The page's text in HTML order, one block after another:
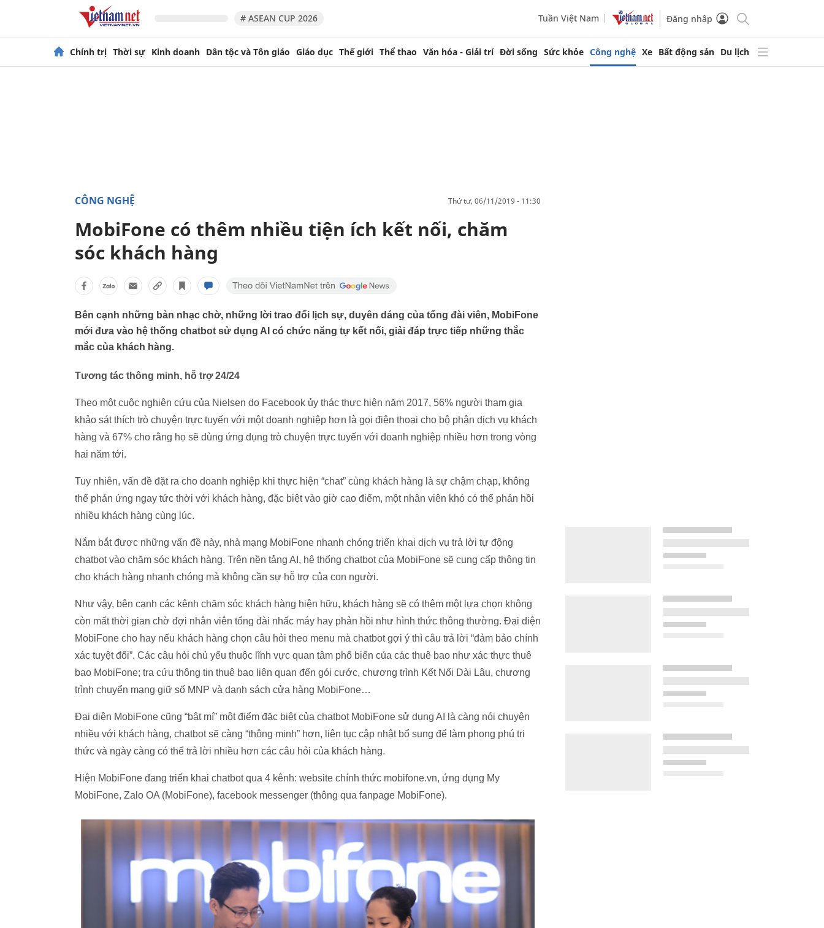
# ASEAN CUP 2026 Tuần Việt Nam Đăng nhập
Chính trị Thời sự Kinh doanh Dân tộc và Tôn giáo Giáo dục Thế giới Thể thao Văn hóa - Giải trí Đời sống Sức khỏe Công nghệ Xe Bất động sản Du lịch
CÔNG NGHỆ thứ tư, 06/11/2019 - 11:30
MobiFone có thêm nhiều tiện ích kết nối, chăm
sóc khách hàng
Bên cạnh những bản nhạc chờ, những lời trao đổi lịch sự, duyên dáng của tổng đài viên, MobiFone
mới đưa vào hệ thống chatbot sử dụng AI có chức năng tự kết nối, giải đáp trực tiếp những thắc
mắc của khách hàng.
Tương tác thông minh, hỗ trợ 24/24
Theo một cuộc nghiên cứu của Nielsen do Facebook ủy thác thực hiện năm 2017, 56% người tham gia
khảo sát thích trò chuyện trực tuyến với một doanh nghiệp hơn là gọi điện thoại cho bộ phận dịch vụ khách
hàng và 67% cho rằng họ sẽ dùng ứng dụng trò chuyện trực tuyến với doanh nghiệp nhiều hơn trong vòng
hai năm tới.
Tuy nhiên, vấn đề đặt ra cho doanh nghiệp khi thực hiện “chat” cùng khách hàng là sự chậm chạp, không
thể phản ứng ngay tức thời với khách hàng, đặc biệt vào giờ cao điểm, một nhân viên khó có thể phản hồi
nhiều khách hàng cùng lúc.
Nắm bắt được những vấn đề này, nhà mạng MobiFone nhanh chóng triển khai dịch vụ trả lời tự động
chatbot vào chăm sóc khách hàng. Trên nền tảng AI, hệ thống chatbot của MobiFone sẽ cung cấp thông tin
cho khách hàng nhanh chóng mà không cần sự hỗ trợ của con người.
Như vậy, bên cạnh các kênh chăm sóc khách hàng hiện hữu, khách hàng sẽ có thêm một lựa chọn không
còn mất thời gian chờ đợi nhân viên tổng đài nhấc máy hay phản hồi như hình thức thông thường. Đại diện
MobiFone cho hay nếu khách hàng chọn câu hỏi theo menu mà chatbot gợi ý thì câu trả lời “đảm bảo chính
xác tuyệt đối”. Các câu hỏi chủ yếu thuộc lĩnh vực quan tâm phổ biến của các thuê bao như xác thực thuê
bao MobiFone; tra cứu thông tin thuê bao liên quan đến gói cước, chương trình Kết Nối Dài Lâu, chương
trình chuyển mạng giữ số MNP và danh sách cửa hàng MobiFone…
Đại diện MobiFone cũng “bật mí” một điểm đặc biệt của chatbot MobiFone sử dụng AI là càng nói chuyện
nhiều với khách hàng, chatbot sẽ càng “thông minh” hơn, liên tục cập nhật bổ sung để làm phong phú tri
thức và ngày càng có thể trả lời nhiều hơn các câu hỏi của khách hàng.
Hiện MobiFone đang triển khai chatbot qua 4 kênh: website chính thức mobifone.vn, ứng dụng My
MobiFone, Zalo OA (MobiFone), facebook messenger (thông qua fanpage MobiFone).